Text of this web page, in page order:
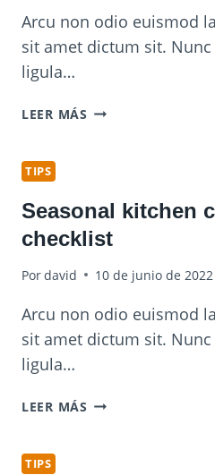
Arcu non odio euismod
sit amet dictum sit.
ligula…
LEER MÁS PET
OWNERS
TIPS
Seasonal kitchen
checklist
Pordavid 10 de junio de 2022
Arcu non odio euismod
sit amet dictum sit.
ligula…
LEER MÁS SEASONAL
TIPS